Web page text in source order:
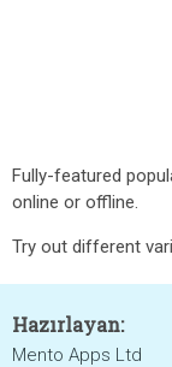
Fully-featured
online or offline.
Try out different
Hazırlayan:
Mento Apps Ltd